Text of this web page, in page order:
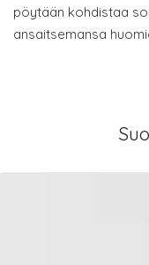
pöytään kohdistaa
ansaitsemansa